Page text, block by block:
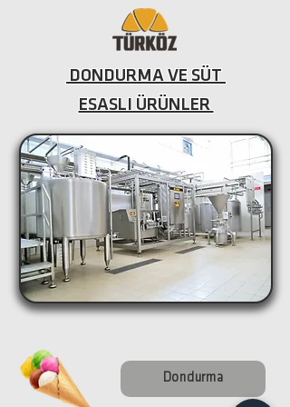
DONDURMA VE SÜT
ESASLI ÜRÜNLER
Dondurma